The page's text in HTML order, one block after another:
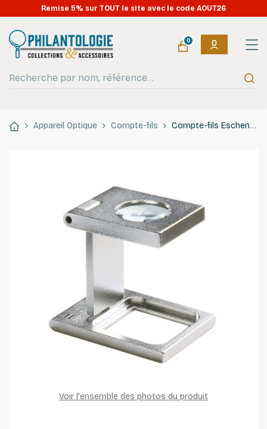
Remise 5% sur TOUT le site avec le code AOUT26
OUVERT tout l'été : expéditions en continu pendant les vacances
!
0
Appareil Optique Compte-fils Compte-fils Eschenbach en métal grossissement 10 x.
Voir l'ensemble des photos du produit